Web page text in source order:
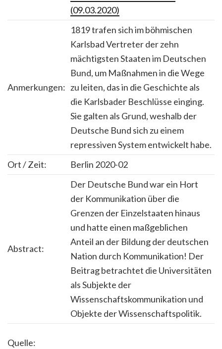
(09.03.2020)
Anmerkungen:
1819 trafen sich im böhmischen
Karlsbad Vertreter der zehn
mächtigsten Staaten im Deutschen
Bund, um Maßnahmen in die Wege
zu leiten, das in die Geschichte als
die Karlsbader Beschlüsse einging.
Sie galten als Grund, weshalb der
Deutsche Bund sich zu einem
repressiven System entwickelt habe.
Ort / Zeit:
Berlin 2020-02
Abstract:
Der Deutsche Bund war ein Hort
der Kommunikation über die
Grenzen der Einzelstaaten hinaus
und hatte einen maßgeblichen
Anteil an der Bildung der deutschen
Nation durch Kommunikation! Der
Beitrag betrachtet die Universitäten
als Subjekte der
Wissenschaftskommunikation und
Objekte der Wissenschaftspolitik.
Quelle: